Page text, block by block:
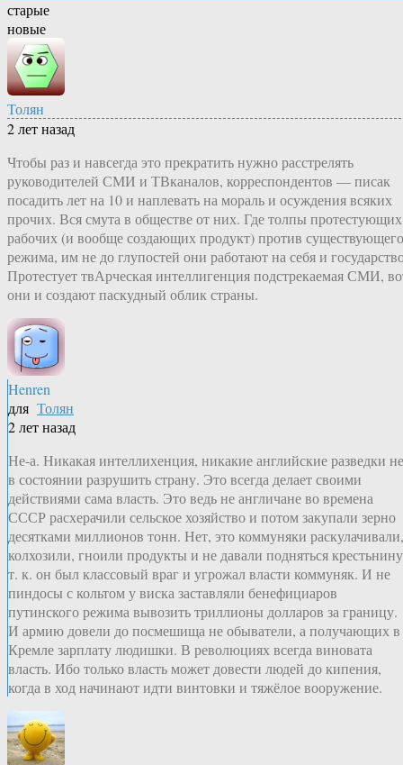
старые
новые
Толян
2 лет назад
Чтобы раз и навсегда это прекратить нужно расстрелять
руководителей СМИ и ТВканалов, корреспондентов — писак
посадить лет на 10 и наплевать на мораль и осуждения всяких
прочих. Вся смута в обществе от них. Где толпы протестующих
рабочих (и вообще создающих продукт) против существующего
режима, им не до глупостей они работают на себя и
Протестует твАрческая интеллигенция подстрекаемая СМИ,
они и создают паскудный облик страны.
Henren
для Толян
2 лет назад
Не-а. Никакая интеллихенция, никакие английские разведки не
в состоянии разрушить страну. Это всегда делает своими
действиями сама власть. Это ведь не англичане во времена
СССР расхерачили сельское хозяйство и потом закупали зерно
десятками миллионов тонн. Нет, это коммуняки раскулачивали,
колхозили, гноили продукты и не давали подняться
т. к. он был классовый враг и угрожал власти коммуняк. И не
пиндосы с кольтом у виска заставляли бенефициаров
путинского режима вывозить триллионы долларов за границу.
И армию довели до посмешища не обыватели, а получающих в
Кремле зарплату людишки. В революциях всегда виновата
власть. Ибо только власть может довести людей до кипения,
когда в ход начинают идти винтовки и тяжёлое вооружение.